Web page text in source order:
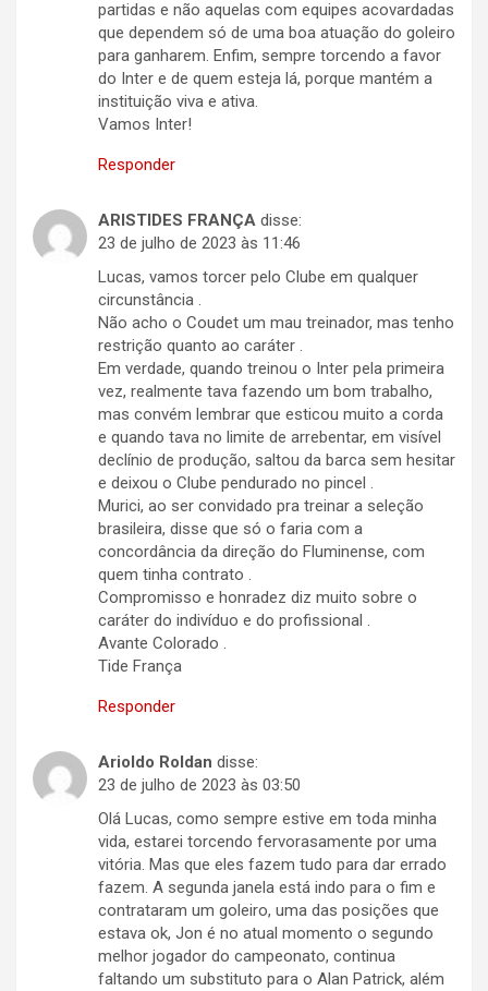
partidas e não aquelas com equipes acovardadas
que dependem só de uma boa atuação do goleiro
para ganharem. Enfim, sempre torcendo a favor
do Inter e de quem esteja lá, porque mantém a
instituição viva e ativa.
Vamos Inter!
Responder
ARISTIDES FRANÇA disse:
23 de julho de 2023 às 11:46
Lucas, vamos torcer pelo Clube em qualquer
circunstância .
Não acho o Coudet um mau treinador, mas tenho
restrição quanto ao caráter .
Em verdade, quando treinou o Inter pela primeira
vez, realmente tava fazendo um bom trabalho,
mas convém lembrar que esticou muito a corda
e quando tava no limite de arrebentar, em visível
declínio de produção, saltou da barca sem hesitar
e deixou o Clube pendurado no pincel .
Murici, ao ser convidado pra treinar a seleção
brasileira, disse que só o faria com a
concordância da direção do Fluminense, com
quem tinha contrato .
Compromisso e honradez diz muito sobre o
caráter do indivíduo e do profissional .
Avante Colorado .
Tide França
Responder
Arioldo Roldan disse:
23 de julho de 2023 às 03:50
Olá Lucas, como sempre estive em toda minha
vida, estarei torcendo fervorasamente por uma
vitória. Mas que eles fazem tudo para dar errado
fazem. A segunda janela está indo para o fim e
contrataram um goleiro, uma das posições que
estava ok, Jon é no atual momento o segundo
melhor jogador do campeonato, continua
faltando um substituto para o Alan Patrick, além